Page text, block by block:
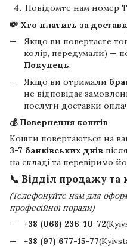
Повідомте нам номер
💸 Хто платить за
Якщо ви повертаєте
колір, передумали) —
Покупець.
Якщо ви отримали
не відповідає
послуги доставки
💰 Повернення коштів
Кошти повертаються на
3-7 банківських днів
на складі та перевіримо
📞 Відділ продажу та
(Телефонуйте нам для
професійної поради)
+38 (068) 236-10-72
+38 (97) 677-15-77